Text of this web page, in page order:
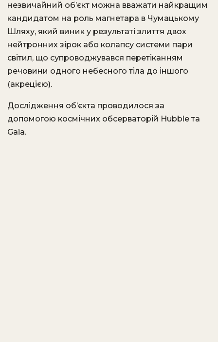
незвичайний об’єкт можна вважати найкращим
кандидатом на роль магнетара в Чумацькому
Шляху, який виник у результаті злиття двох
нейтронних зірок або колапсу системи пари
світил, що супроводжувався перетіканням
речовини одного небесного тіла до іншого
(акрецією).
Дослідження об’єкта проводилося за
допомогою космічних обсерваторій Hubble та
Gaia.